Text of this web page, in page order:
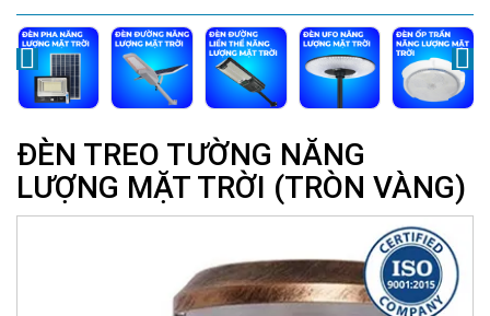
ĐÈN TREO TƯỜNG NĂNG
LƯỢNG MẶT TRỜI (TRÒN VÀNG)